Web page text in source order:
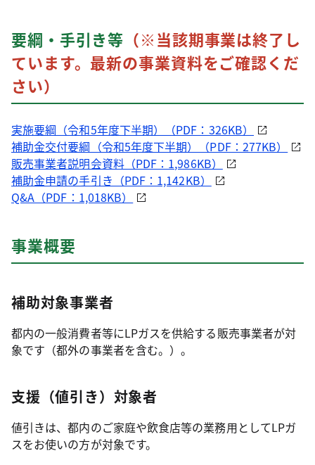
要綱・手引き等 （※当該期事業は終了し
ています。最新の事業資料をご確認くだ
さい）
実施要綱（令和5年度下半期）（PDF：326KB）
補助金交付要綱（令和5年度下半期）（PDF：277KB）
販売事業者説明会資料（PDF：1,986KB）
補助金申請の手引き（PDF：1,142KB）
Q&A（PDF：1,018KB）
事業概要
補助対象事業者
都内の一般消費者等にLPガスを供給する販売事業者が対
象です（都外の事業者を含む。）。
支援（値引き）対象者
値引きは、都内のご家庭や飲食店等の業務用としてLPガ
スをお使いの方が対象です。